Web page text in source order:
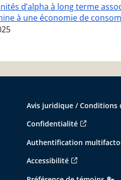
d’alpha à long terme
à une économie de
Avis juridique /
Confidentialité
Authentification
Accessibilité